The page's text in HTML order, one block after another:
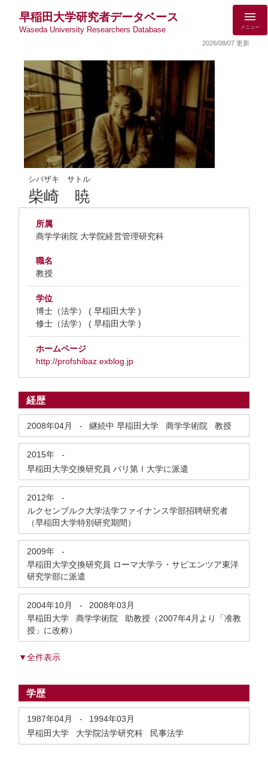
早稲田大学研究者データベース
Waseda University Researchers Database メニュー
2026/08/07 更新
シバザキ サトル
柴崎 暁
所属
商学学術院 大学院経営管理研究科
職名
教授
学位
博士（法学） ( 早稲田大学 )
修士（法学） ( 早稲田大学 )
ホームページ
http://profshibaz.exblog.jp
経歴
2008年04月 - 継続中 早稲田大学 商学学術院 教授
2015年
-
早稲田大学交換研究員 パリ第Ⅰ大学に派遣
2012年
-
ルクセンブルク大学法学ファイナンス学部招聘研究者
（早稲田大学特別研究期間）
2009年
-
早稲田大学交換研究員 ローマ大学ラ・サピエンツア東洋
研究学部に派遣
2004年10月 -
2008年03月
早稲田大学 商学学術院 助教授（2007年4月より「准教
授」に改称）
▼全件表示
学歴
1987年04月 -
1994年03月
早稲田大学 大学院法学研究科 民事法学